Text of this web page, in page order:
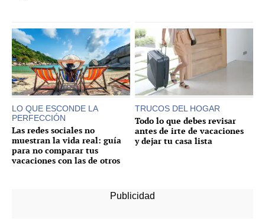
LO QUE ESCONDE LA
PERFECCIÓN
Las redes sociales no
muestran la vida real: guía
para no comparar tus
vacaciones con las de otros
TRUCOS DEL HOGAR
Todo lo que debes revisar
antes de irte de vacaciones
y dejar tu casa lista